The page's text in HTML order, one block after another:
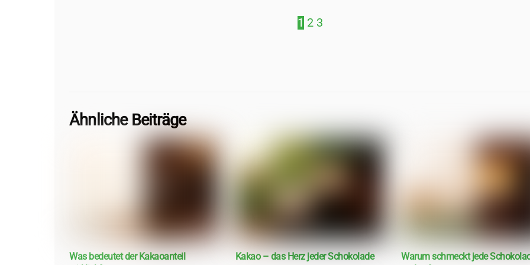
1 2 3
Ähnliche Beiträge
Was bedeutet der Kakaoanteil
Kakao – das Herz jeder Schokolade
Warum schmeckt jede